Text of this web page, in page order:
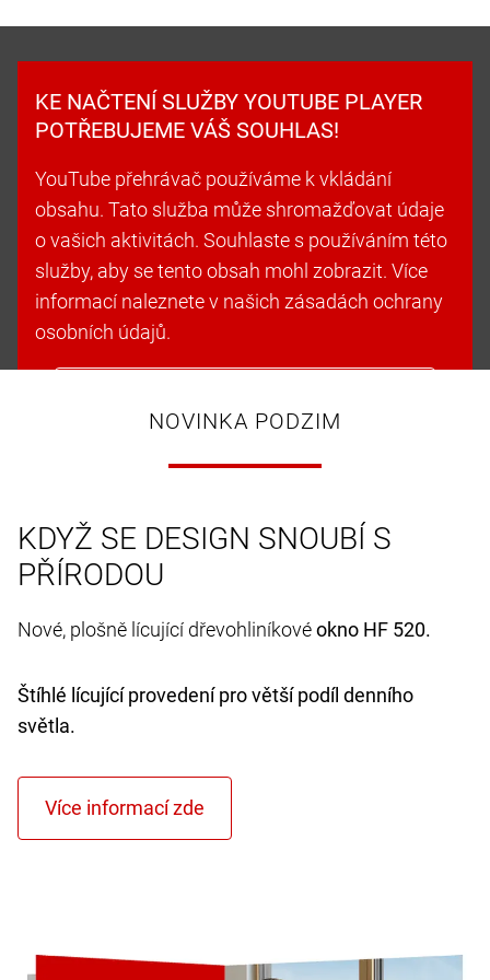
KE NAČTENÍ SLUŽBY YOUTUBE PLAYER
POTŘEBUJEME VÁŠ SOUHLAS!
YouTube přehrávač používáme k vkládání
obsahu. Tato služba může shromažďovat údaje
o vašich aktivitách. Souhlaste s používáním této
služby, aby se tento obsah mohl zobrazit. Více
informací naleznete v našich zásadách ochrany
osobních údajů.
NOVINKA PODZIM
KDYŽ SE DESIGN SNOUBÍ S
PŘÍRODOU
Nové, plošně lícující dřevohliníkovéokno HF 520.
Štíhlé lícující provedení pro větší podíl denního
světla.